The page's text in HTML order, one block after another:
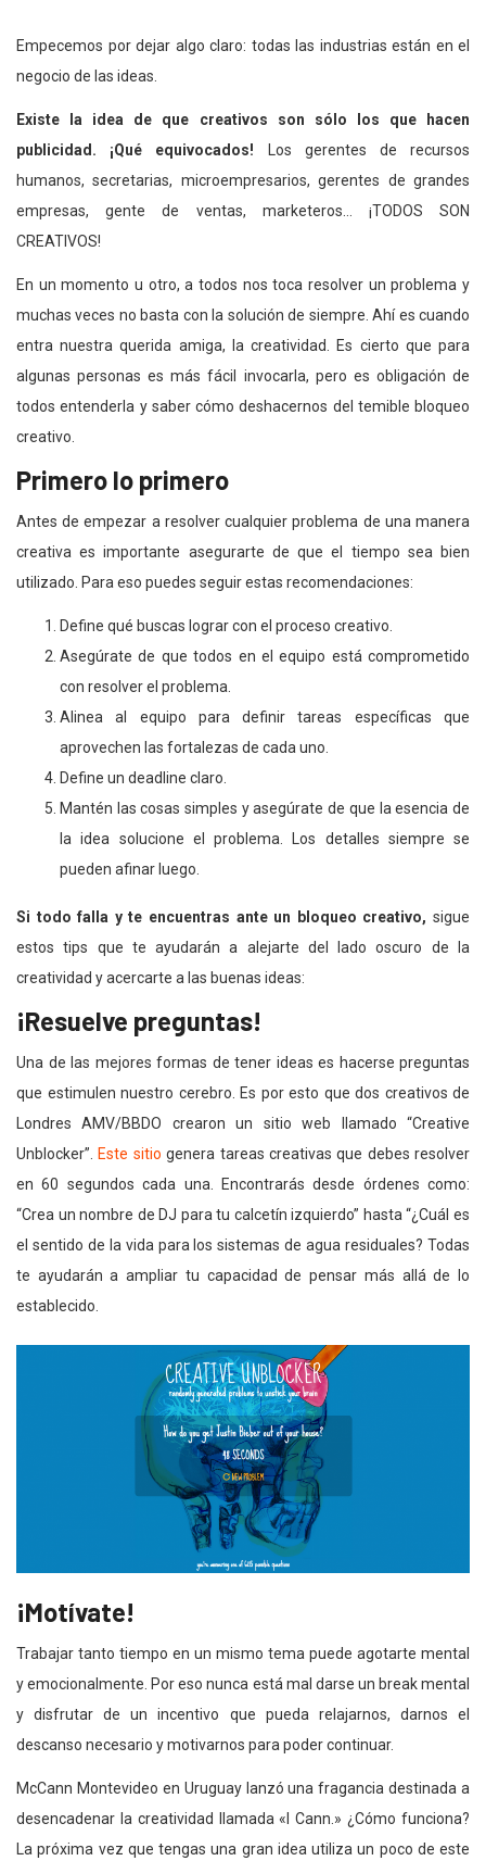
Empecemos por dejar algo claro: todas las industrias están en el
negocio de las ideas.
Existe la idea de que creativos son sólo los que hacen
publicidad. ¡Qué equivocados! Los gerentes de recursos
humanos, secretarias, microempresarios, gerentes de grandes
empresas, gente de ventas, marketeros… ¡TODOS SON
CREATIVOS!
En un momento u otro, a todos nos toca resolver un problema y
muchas veces no basta con la solución de siempre. Ahí es cuando
entra nuestra querida amiga, la creatividad. Es cierto que para
algunas personas es más fácil invocarla, pero es obligación de
todos entenderla y saber cómo deshacernos del temible bloqueo
creativo.
Primero lo primero
Antes de empezar a resolver cualquier problema de una manera
creativa es importante asegurarte de que el tiempo sea bien
utilizado. Para eso puedes seguir estas recomendaciones:
Define qué buscas lograr con el proceso creativo.
Asegúrate de que todos en el equipo está comprometido
con resolver el problema.
Alinea al equipo para definir tareas específicas que
aprovechen las fortalezas de cada uno.
Define un deadline claro.
Mantén las cosas simples y asegúrate de que la esencia de
la idea solucione el problema. Los detalles siempre se
pueden afinar luego.
Si todo falla y te encuentras ante un bloqueo creativo, sigue
estos tips que te ayudarán a alejarte del lado oscuro de la
creatividad y acercarte a las buenas ideas:
¡Resuelve preguntas!
Una de las mejores formas de tener ideas es hacerse preguntas
que estimulen nuestro cerebro. Es por esto que dos creativos de
Londres AMV/BBDO crearon un sitio web llamado “Creative
Unblocker”.
Este sitio genera tareas creativas que debes resolver
en 60 segundos cada una. Encontrarás desde órdenes como:
“Crea un nombre de DJ para tu calcetín izquierdo” hasta “¿Cuál es
el sentido de la vida para los sistemas de agua residuales? Todas
te ayudarán a ampliar tu capacidad de pensar más allá de lo
establecido.
¡Motívate!
Trabajar tanto tiempo en un mismo tema puede agotarte mental
y emocionalmente. Por eso nunca está mal darse un break mental
y disfrutar de un incentivo que pueda relajarnos, darnos el
descanso necesario y motivarnos para poder continuar.
McCann Montevideo en Uruguay lanzó una fragancia destinada a
desencadenar la creatividad llamada «I Cann.» ¿Cómo funciona?
La próxima vez que tengas una gran idea utiliza un poco de este